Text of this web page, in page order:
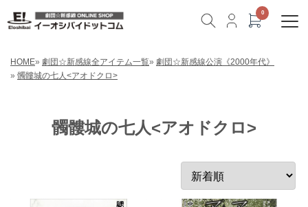
HOME» 劇団☆新感線全アイテム一覧» 劇団☆新感線公演《2000年代》
» 髑髏城の七人<アオドクロ>
髑髏城の七人<アオドクロ>